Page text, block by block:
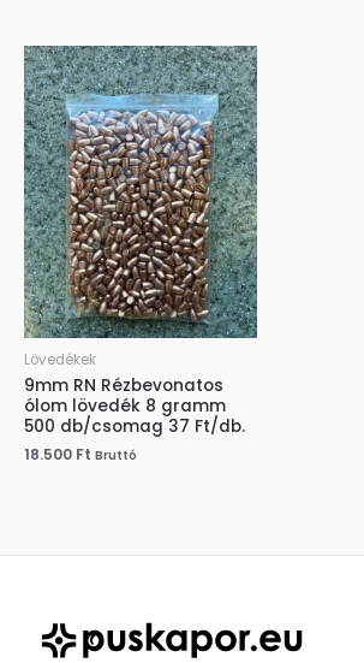
Lövedékek
9mm RN Rézbevonatos
ólom lövedék 8 gramm
500 db/csomag 37 Ft/db.
18.500 Ft Bruttó